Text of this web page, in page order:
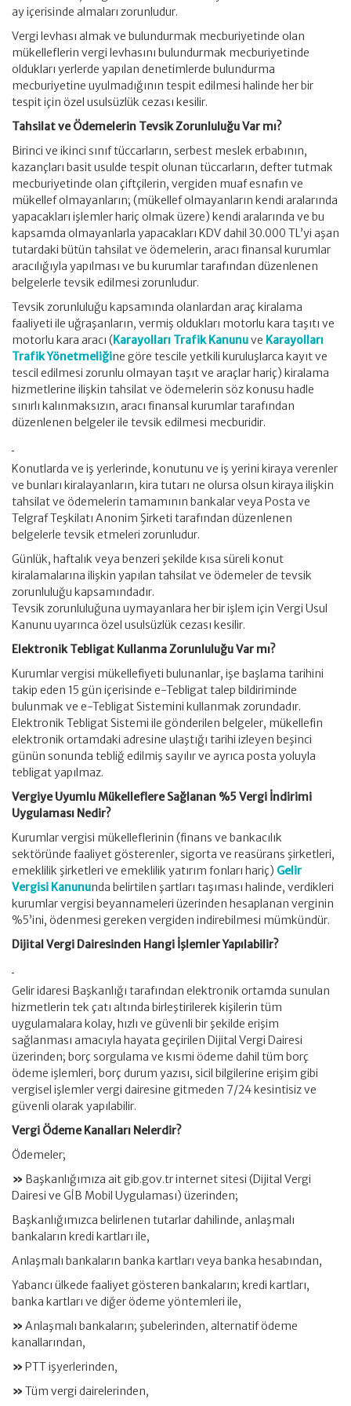
ay içerisinde almaları zorunludur.
Vergi levhası almak ve bulundurmak mecburiyetinde olan
mükelleflerin vergi levhasını bulundurmak mecburiyetinde
oldukları yerlerde yapılan denetimlerde bulundurma
mecburiyetine uyulmadığının tespit edilmesi halinde her bir
tespit için özel usulsüzlük cezası kesilir.
Tahsilat ve Ödemelerin Tevsik Zorunluluğu Var mı?
Birinci ve ikinci sınıf tüccarların, serbest meslek erbabının,
kazançları basit usulde tespit olunan tüccarların, defter tutmak
mecburiyetinde olan çiftçilerin, vergiden muaf esnafın ve
mükellef olmayanların; (mükellef olmayanların kendi aralarında
yapacakları işlemler hariç olmak üzere) kendi aralarında ve bu
kapsamda olmayanlarla yapacakları KDV dahil 30.000 TL’yi aşan
tutardaki bütün tahsilat ve ödemelerin, aracı finansal kurumlar
aracılığıyla yapılması ve bu kurumlar tarafından düzenlenen
belgelerle tevsik edilmesi zorunludur.
Tevsik zorunluluğu kapsamında olanlardan araç kiralama
faaliyeti ile uğraşanların, vermiş oldukları motorlu kara taşıtı ve
motorlu kara aracı (Karayolları Trafik Kanunuve Karayolları
Trafik Yönetmeliğine göre tescile yetkili kuruluşlarca kayıt ve
tescil edilmesi zorunlu olmayan taşıt ve araçlar hariç) kiralama
hizmetlerine ilişkin tahsilat ve ödemelerin söz konusu hadle
sınırlı kalınmaksızın, aracı finansal kurumlar tarafından
düzenlenen belgeler ile tevsik edilmesi mecburidir.
Konutlarda ve iş yerlerinde, konutunu ve iş yerini kiraya verenler
ve bunları kiralayanların, kira tutarı ne olursa olsun kiraya ilişkin
tahsilat ve ödemelerin tamamının bankalar veya Posta ve
Telgraf Teşkilatı Anonim Şirketi tarafından düzenlenen
belgelerle tevsik etmeleri zorunludur.
Günlük, haftalık veya benzeri şekilde kısa süreli konut
kiralamalarına ilişkin yapılan tahsilat ve ödemeler de tevsik
zorunluluğu kapsamındadır.
Tevsik zorunluluğuna uymayanlara her bir işlem için Vergi Usul
Kanunu uyarınca özel usulsüzlük cezası kesilir.
Elektronik Tebligat Kullanma Zorunluluğu Var mı?
Kurumlar vergisi mükellefiyeti bulunanlar, işe başlama tarihini
takip eden 15 gün içerisinde e-Tebligat talep bildiriminde
bulunmak ve e-Tebligat Sistemini kullanmak zorundadır.
Elektronik Tebligat Sistemi ile gönderilen belgeler, mükellefin
elektronik ortamdaki adresine ulaştığı tarihi izleyen beşinci
günün sonunda tebliğ edilmiş sayılır ve ayrıca posta yoluyla
tebligat yapılmaz.
Vergiye Uyumlu Mükelleflere Sağlanan %5 Vergi İndirimi
Uygulaması Nedir?
Kurumlar vergisi mükelleflerinin (finans ve bankacılık
sektöründe faaliyet gösterenler, sigorta ve reasürans şirketleri,
emeklilik şirketleri ve emeklilik yatırım fonları hariç) Gelir
Vergisi Kanununda belirtilen şartları taşıması halinde, verdikleri
kurumlar vergisi beyannameleri üzerinden hesaplanan verginin
%5’ini, ödenmesi gereken vergiden indirebilmesi mümkündür.
Dijital Vergi Dairesinden Hangi İşlemler Yapılabilir?
Gelir idaresi Başkanlığı tarafından elektronik ortamda sunulan
hizmetlerin tek çatı altında birleştirilerek kişilerin tüm
uygulamalara kolay, hızlı ve güvenli bir şekilde erişim
sağlanması amacıyla hayata geçirilen Dijital Vergi Dairesi
üzerinden; borç sorgulama ve kısmi ödeme dahil tüm borç
ödeme işlemleri, borç durum yazısı, sicil bilgilerine erişim gibi
vergisel işlemler vergi dairesine gitmeden 7/24 kesintisiz ve
güvenli olarak yapılabilir.
Vergi Ödeme Kanalları Nelerdir?
Ödemeler;
» Başkanlığımıza ait gib.gov.tr internet sitesi (Dijital Vergi
Dairesi ve GİB Mobil Uygulaması) üzerinden;
Başkanlığımızca belirlenen tutarlar dahilinde, anlaşmalı
bankaların kredi kartları ile,
Anlaşmalı bankaların banka kartları veya banka hesabından,
Yabancı ülkede faaliyet gösteren bankaların; kredi kartları,
banka kartları ve diğer ödeme yöntemleri ile,
» Anlaşmalı bankaların; şubelerinden, alternatif ödeme
kanallarından,
» PTT işyerlerinden,
» Tüm vergi dairelerinden,